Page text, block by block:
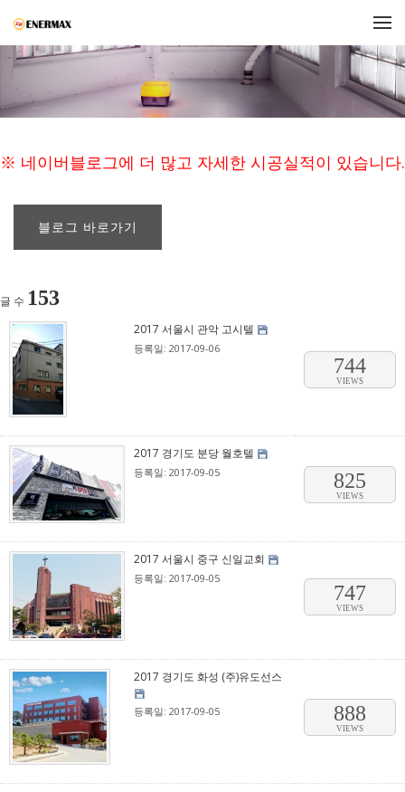
※ 네이버블로그에 더 많고 자세한 시공실적이 있습니다.
블로그 바로가기
글 수 153
2017 서울시 관악 고시텔
등록일: 2017-09-06
744
VIEWS
2017 경기도 분당 월호텔
등록일: 2017-09-05 825
VIEWS
2017 서울시 중구 신일교회
등록일: 2017-09-05
747
VIEWS
2017 경기도 화성 (주)유도선스
등록일: 2017-09-05 888
VIEWS